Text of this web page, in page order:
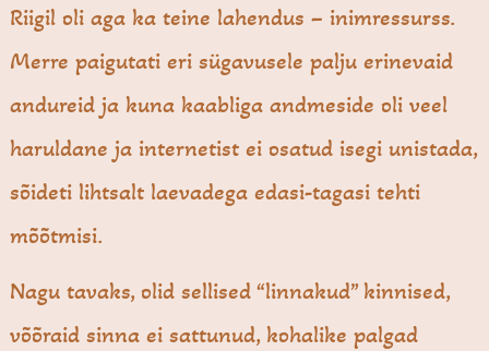
Riigil oli aga ka teine lahendus – inimressurss.
Merre paigutati eri sügavusele palju erinevaid
andureid ja kuna kaabliga andmeside oli veel
haruldane ja internetist ei osatud isegi unistada,
sõideti lihtsalt laevadega edasi-tagasi tehti
mõõtmisi.
Nagu tavaks, olid sellised “linnakud” kinnised,
võõraid sinna ei sattunud, kohalike palgad